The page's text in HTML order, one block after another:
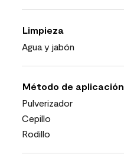
Limpieza
Agua y jabón
Método de aplicación
Pulverizador
Cepillo
Rodillo